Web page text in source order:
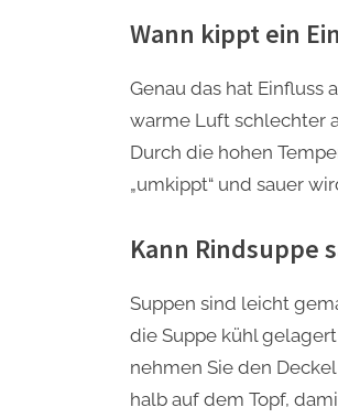
Wann kippt ein
Genau das hat Einfluss
warme Luft schlechter
Durch die hohen
„umkippt“ und sauer
Kann Rindsuppe
Suppen sind leicht
die Suppe kühl
nehmen Sie den
halb auf dem Topf,